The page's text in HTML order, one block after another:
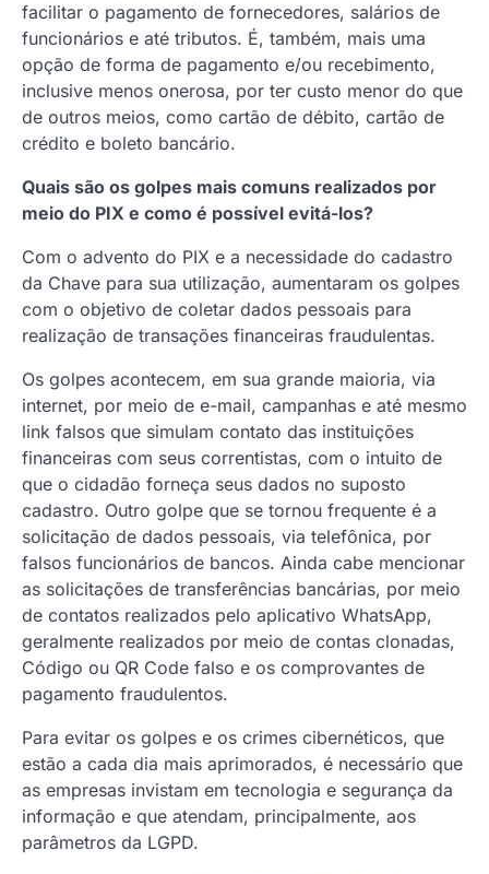
facilitar o pagamento de fornecedores, salários de
funcionários e até tributos. É, também, mais uma
opção de forma de pagamento e/ou recebimento,
inclusive menos onerosa, por ter custo menor do que
de outros meios, como cartão de débito, cartão de
crédito e boleto bancário.
Quais são os golpes mais comuns realizados por
meio do PIX e como é possível evitá-los?
Com o advento do PIX e a necessidade do cadastro
da Chave para sua utilização, aumentaram os golpes
com o objetivo de coletar dados pessoais para
realização de transações financeiras fraudulentas.
Os golpes acontecem, em sua grande maioria, via
internet, por meio de e-mail, campanhas e até mesmo
link falsos que simulam contato das instituições
financeiras com seus correntistas, com o intuito de
que o cidadão forneça seus dados no suposto
cadastro. Outro golpe que se tornou frequente é a
solicitação de dados pessoais, via telefônica, por
falsos funcionários de bancos. Ainda cabe mencionar
as solicitações de transferências bancárias, por meio
de contatos realizados pelo aplicativo WhatsApp,
geralmente realizados por meio de contas clonadas,
Código ou QR Code falso e os comprovantes de
pagamento fraudulentos.
Para evitar os golpes e os crimes cibernéticos, que
estão a cada dia mais aprimorados, é necessário que
as empresas invistam em tecnologia e segurança da
informação e que atendam, principalmente, aos
parâmetros da LGPD.